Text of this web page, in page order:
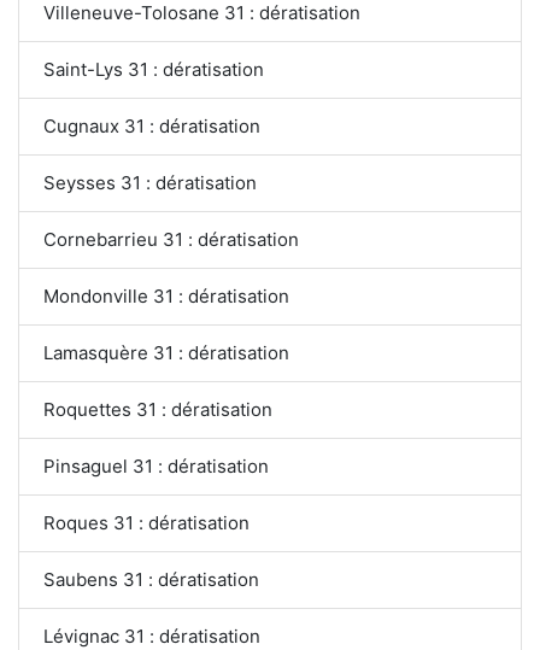
Villeneuve-Tolosane 31 : dératisation
Saint-Lys 31 : dératisation
Cugnaux 31 : dératisation
Seysses 31 : dératisation
Cornebarrieu 31 : dératisation
Mondonville 31 : dératisation
Lamasquère 31 : dératisation
Roquettes 31 : dératisation
Pinsaguel 31 : dératisation
Roques 31 : dératisation
Saubens 31 : dératisation
Lévignac 31 : dératisation